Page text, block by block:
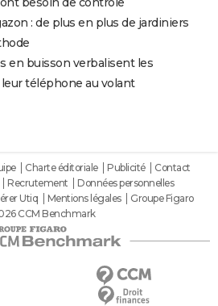
: de plus en plus de jardiniers
en buisson verbalisent les
téléphone au volant
Charte éditoriale Publicité
Contact
Recrutement
Données personnelles
Utiq Mentions légales
Groupe Figaro
CCM Benchmark